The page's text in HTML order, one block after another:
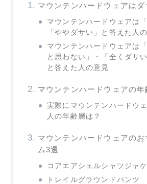
マウンテンハードウェアはダ
マウンテンハードウェアは
「ややダサい」と答えた人
マウンテンハードウェアは
と思わない」・「全くダサ
と答えた人の意見
マウンテンハードウェアの年
実際にマウンテンハードウ
人の年齢層は？
マウンテンハードウェアのお
ム3選
コアエアシェルシャツジャ
トレイルグラウンドパンツ